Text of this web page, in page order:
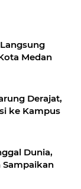
Medan
Derajat,
ke Kampus
Dunia,
Sampaikan